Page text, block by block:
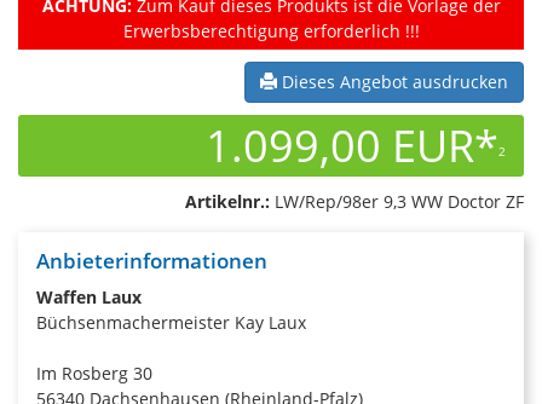
ACHTUNG:Zum Kauf dieses Produkts ist die Vorlage der
Erwerbsberechtigung erforderlich !!!
Dieses Angebot ausdrucken
1.099,00 EUR*2
Artikelnr.: LW/Rep/98er 9,3 WW Doctor ZF
Anbieterinformationen
Waffen Laux
Büchsenmachermeister Kay Laux
Im Rosberg 30
56340 Dachsenhausen (Rheinland-Pfalz)